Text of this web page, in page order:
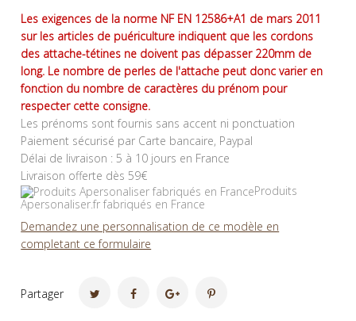
Les exigences de la norme NF EN 12586+A1 de mars 2011
sur les articles de puériculture indiquent que les cordons
des attache-tétines ne doivent pas dépasser 220mm de
long. Le nombre de perles de l'attache peut donc varier en
fonction du nombre de caractères du prénom pour
respecter cette consigne.
Les prénoms sont fournis sans accent ni ponctuation
Paiement sécurisé par Carte bancaire, Paypal
Délai de livraison : 5 à 10 jours en France
Livraison offerte dès 59€
Produits
Apersonaliser.fr fabriqués en France
Demandez une personnalisation de ce modèle en
completant ce formulaire
Partager